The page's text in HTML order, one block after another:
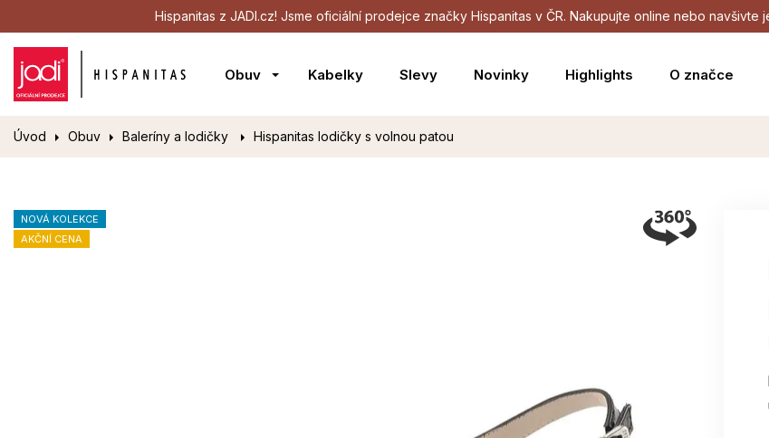
Hispanitas z JADI.cz! Jsme oficiální prodejce značky Hispanitas v ČR. Nakupujte online nebo
Obuv Kabelky Slevy Novinky Highlights O značce
Úvod Obuv Baleríny a lodičky Hispanitas lodičky s volnou patou
NOVÁ KOLEKCE
AKČNÍ CENA